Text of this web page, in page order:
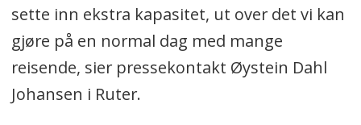
sette inn ekstra kapasitet, ut over det vi kan
gjøre på en normal dag med mange
reisende, sier pressekontakt Øystein Dahl
Johansen i Ruter.